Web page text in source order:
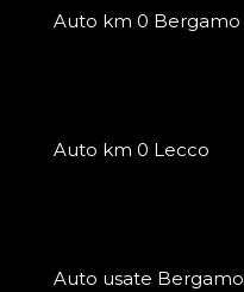
Auto km 0 Bergamo
Auto km 0 Lecco
Auto usate Bergamo